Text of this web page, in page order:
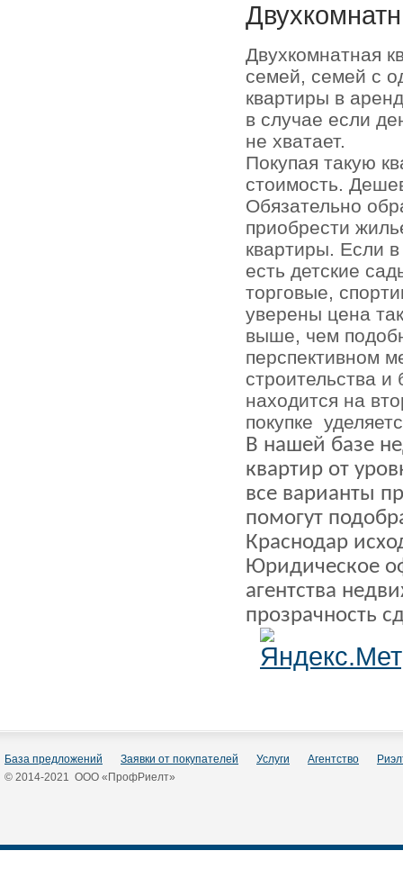
Двухкомнатная
семей, семей с
квартиры в
в случае если
не хватает.
Покупая такую
стоимость.
Обязательно
приобрести
квартиры. Если
есть детские
торговые,
уверены цена
выше, чем
перспективном
строительства
находится на
покупке
В нашей базе
квартир от
все варианты
помогут
Краснодар
Юридическое
агентства
прозрачность
База предложений Заявки от покупателей Услуги Агентство
© 2014-2021 ООО «ПрофРиелт»